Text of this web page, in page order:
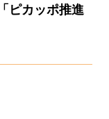
ピカッポ推進